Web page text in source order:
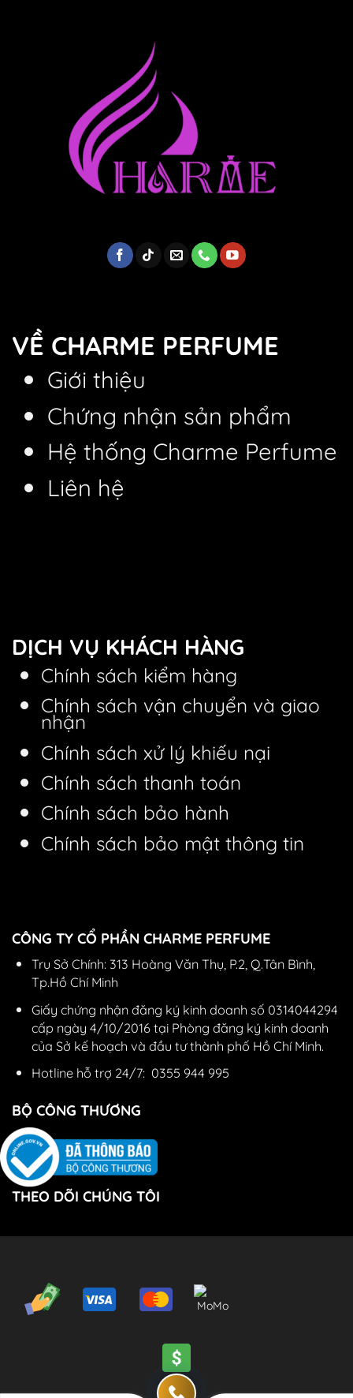
VỀ CHARME PERFUME
Giới thiệu
Chứng nhận sản phẩm
Hệ thống Charme Perfume
Liên hệ
DỊCH VỤ KHÁCH HÀNG
Chính sách kiểm hàng
Chính sách vận chuyển và giao
nhận
Chính sách xử lý khiếu nại
Chính sách thanh toán
Chính sách bảo hành
Chính sách bảo mật thông tin
CÔNG TY CỔ PHẦN CHARME PERFUME
Trụ Sở Chính: 313 Hoàng Văn Thụ, P.2, Q.Tân Bình,
Tp.Hồ Chí Minh
Giấy chứng nhận đăng ký kinh doanh số 0314044294
cấp ngày 4/10/2016 tại Phòng đăng ký kinh doanh
của Sở kế hoạch và đầu tư thành phố Hồ Chí Minh.
Hotline hỗ trợ 24/7: 0355 944 995
BỘ CÔNG THƯƠNG
THEO DÕI CHÚNG TÔI
CHARME PERFUME. All rights Reserved.